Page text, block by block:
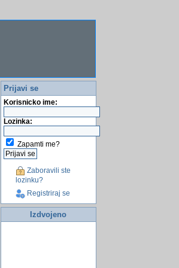
Prijavi se
Korisnicko ime:
Lozinka:
Zapamti me?
Zaboravili ste
lozinku?
Registriraj se
Izdvojeno